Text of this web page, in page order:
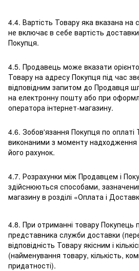
4.4. Вартість Товару яка вказана на
не включає в себе вартість
Покупця.
4.5. Продавець може вказати
Товару на адресу Покупця під час
відповідним запитом до Продавця
на електронну пошту або при
оператора інтернет-магазину.
4.6. Зобов'язання Покупця по
виконаними з моменту
його рахунок.
4.7. Розрахунки між Продавцем і
здійснюються способами,
магазину в розділі «Оплата і
4.8. При отриманні товару Покупець
представника служби доставки
відповідність Товару якісним і
(найменування товару, кількість,
придатності).